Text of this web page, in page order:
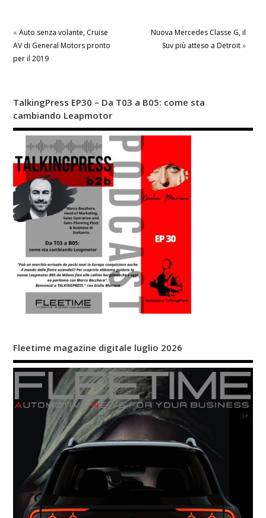
« Auto senza volante, Cruise
AV di General Motors pronto
per il 2019
Nuova Mercedes Classe G, il
Suv più atteso a Detroit»
TalkingPress EP30 – Da T03 a B05: come sta
cambiando Leapmotor
Fleetime magazine digitale luglio 2026